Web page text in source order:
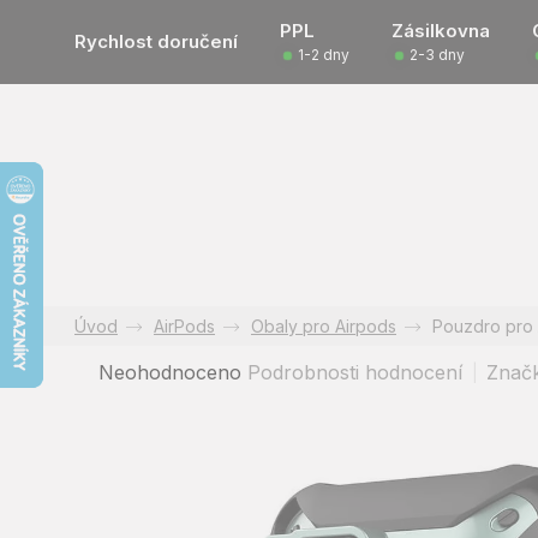
Rychlost doručení PPL Zásilkovna
1-2 dny 2-3 dny
AirPods Obaly pro Airpods Pouzdro pro
Průměrné
Neohodnoceno Podrobnosti hodnocení